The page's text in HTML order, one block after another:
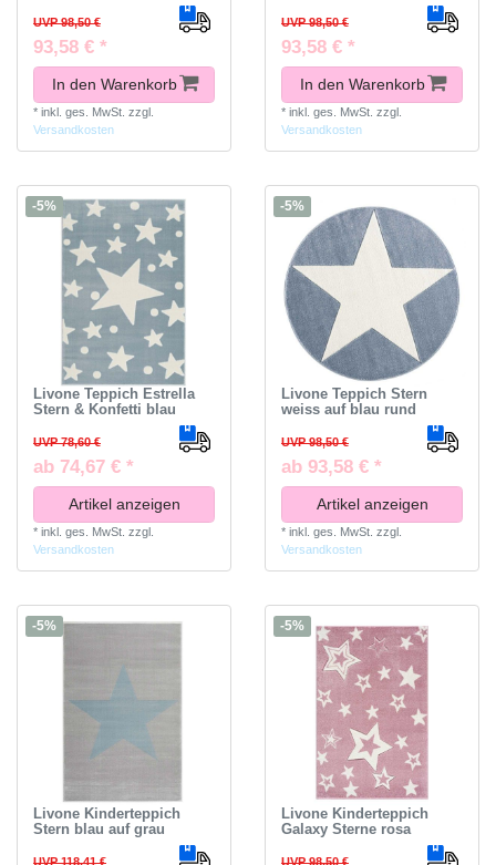
UVP 98,50 €
93,58 € *
In den Warenkorb
* inkl. ges. MwSt. zzgl.
Versandkosten
UVP 98,50 €
93,58 € *
In den Warenkorb
* inkl. ges. MwSt. zzgl.
Versandkosten
-5%
Livone Teppich Estrella
Stern & Konfetti blau
UVP 78,60 €
ab 74,67 € *
Artikel anzeigen
* inkl. ges. MwSt. zzgl.
Versandkosten
-5%
Livone Teppich Stern
weiss auf blau rund
UVP 98,50 €
ab 93,58 € *
Artikel anzeigen
* inkl. ges. MwSt. zzgl.
Versandkosten
-5%
Livone Kinderteppich
Stern blau auf grau
UVP 118,41 €
-5%
Livone Kinderteppich
Galaxy Sterne rosa
UVP 98,50 €